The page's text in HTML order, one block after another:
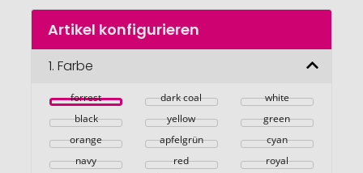
Zum
Anfang
Bildgalerie
Artikel konfigurieren
1. Farbe
forrest dark coal
white
black
yellow
green
orange
apfelgrün
cyan
navy
red
royal